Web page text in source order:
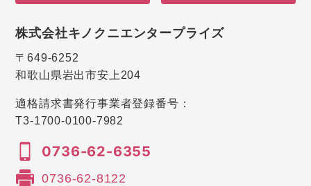
株式会社キノクニエンタープライズ
〒649-6252
和歌山県岩出市安上204
適格請求書発行事業者登録番号：
T3-1700-0100-7982
0736-62-6355
0736-62-8122